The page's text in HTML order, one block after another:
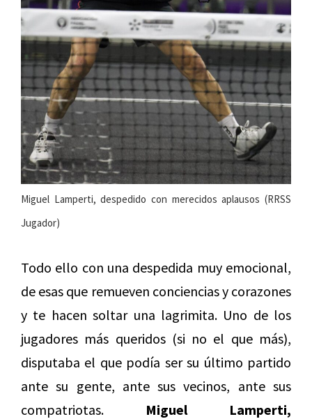
Miguel Lamperti, despedido con merecidos aplausos (RRSS
Jugador)
Todo ello con una despedida muy emocional,
de esas que remueven conciencias y corazones
y te hacen soltar una lagrimita. Uno de los
jugadores más queridos (si no el que más),
disputaba el que podía ser su último partido
ante su gente, ante sus vecinos, ante sus
compatriotas. Miguel Lamperti,